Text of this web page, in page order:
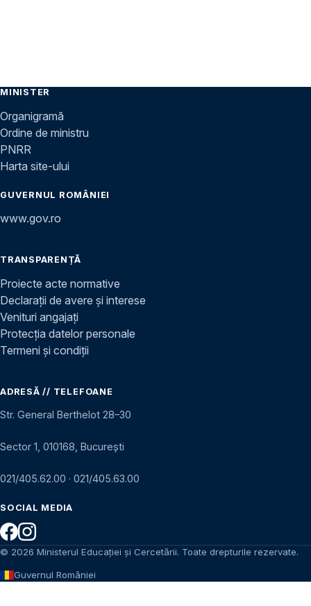
MINISTER
Organigramă
Ordine de ministru
PNRR
Harta site-ului
GUVERNUL ROMÂNIEI
www.gov.ro
TRANSPARENȚĂ
Proiecte acte normative
Declarații de avere și interese
Venituri angajați
Protecția datelor personale
Termeni și condiții
ADRESĂ // TELEFOANE
Str. General Berthelot 28–30
Sector 1, 010168, București
021/405.62.00 · 021/405.63.00
SOCIAL MEDIA
© 2026 Ministerul Educației și Cercetării. Toate drepturile rezervate.
Guvernul României